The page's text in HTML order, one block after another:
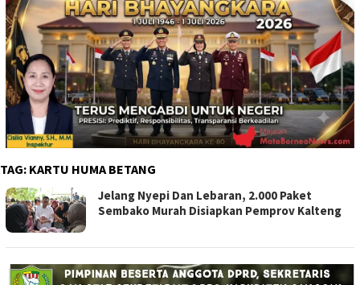
TAG: KARTU HUMA BETANG
Jelang Nyepi Dan Lebaran, 2.000 Paket
Sembako Murah Disiapkan Pemprov Kalteng